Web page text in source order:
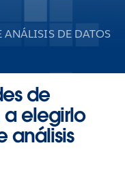
ANÁLISIS DE DATOS
de
a elegirlo
análisis